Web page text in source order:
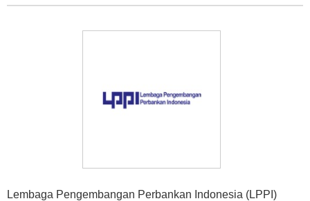
Lembaga Pengembangan Perbankan Indonesia (LPPI)